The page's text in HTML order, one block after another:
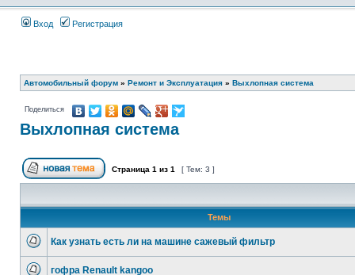
Вход Регистрация
Автомобильный форум » Ремонт и Эксплуатация » Выхлопная система
Поделиться
Выхлопная система
Страница 1 из 1 [ Тем: 3 ]
Темы
Как узнать есть ли на машине сажевый фильтр
гофра Renault kangoo